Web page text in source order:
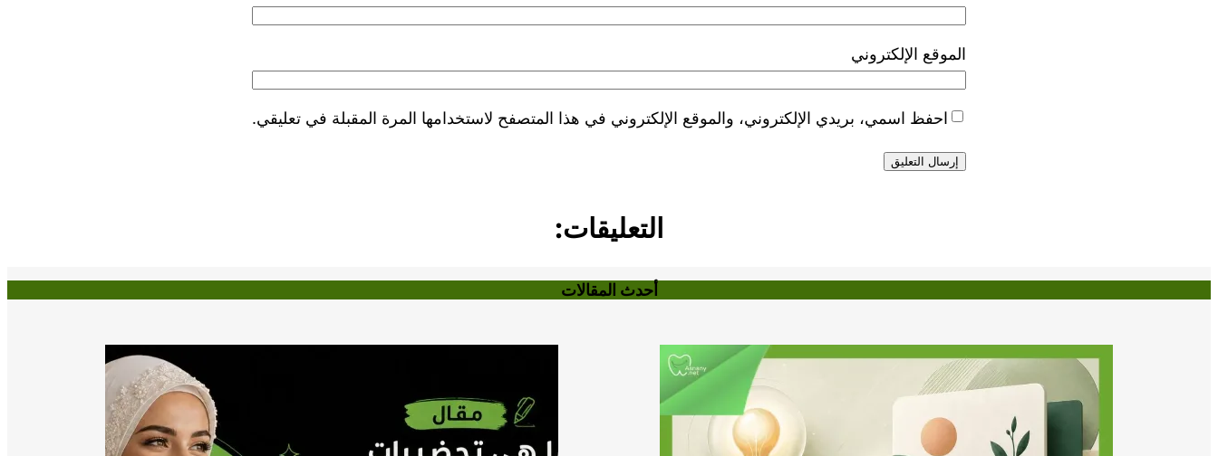
الموقع الإلكتروني
احفظ اسمي، بريدي الإلكتروني، والموقع الإلكتروني في هذا المتصفح لاستخدامها المرة المقبلة في تعليقي.
التعليقات:
أحدث المقالات